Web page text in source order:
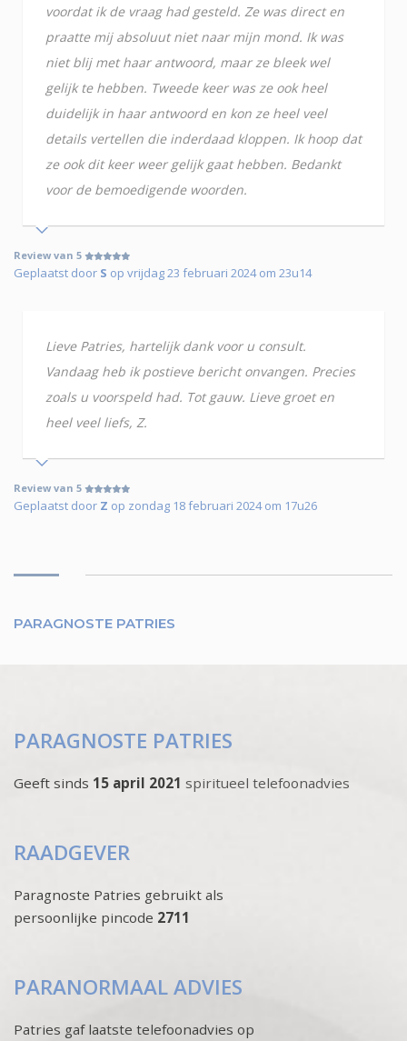
voordat ik de vraag had gesteld. Ze was direct en
praatte mij absoluut niet naar mijn mond. Ik was
niet blij met haar antwoord, maar ze bleek wel
gelijk te hebben. Tweede keer was ze ook heel
duidelijk in haar antwoord en kon ze heel veel
details vertellen die inderdaad kloppen. Ik hoop dat
ze ook dit keer weer gelijk gaat hebben. Bedankt
voor de bemoedigende woorden.
Review van 5
Geplaatst door S op vrijdag 23 februari 2024 om 23u14
Lieve Patries, hartelijk dank voor u consult.
Vandaag heb ik postieve bericht onvangen. Precies
zoals u voorspeld had. Tot gauw. Lieve groet en
heel veel liefs, Z.
Review van 5
Geplaatst door Z op zondag 18 februari 2024 om 17u26
PARAGNOSTE PATRIES
PARAGNOSTE PATRIES
Geeft sinds 15 april 2021 spiritueel telefoonadvies
RAADGEVER
Paragnoste Patries gebruikt als
persoonlijke pincode 2711
PARANORMAAL ADVIES
Patries gaf laatste telefoonadvies op